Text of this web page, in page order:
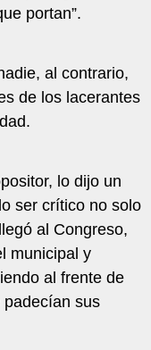
portan”.
al contrario,
de los lacerantes
lo dijo un
ser crítico no solo
al Congreso,
municipal y
al frente de
padecían sus